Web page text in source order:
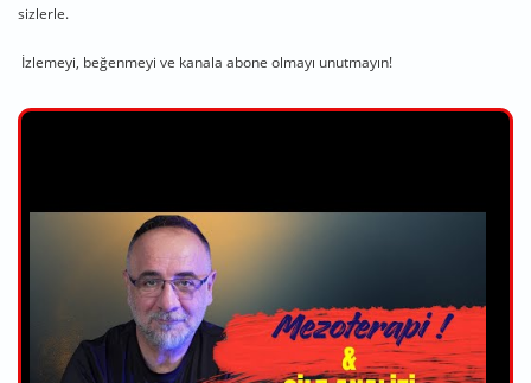
sizlerle.
İzlemeyi, beğenmeyi ve kanala abone olmayı unutmayın!